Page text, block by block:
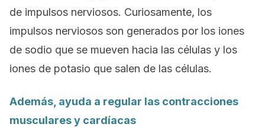
de impulsos nerviosos. Curiosamente, los
impulsos nerviosos son generados por los iones
de sodio que se mueven hacia las células y los
iones de potasio que salen de las células.
Además, ayuda a regular las contracciones
musculares y cardíacas